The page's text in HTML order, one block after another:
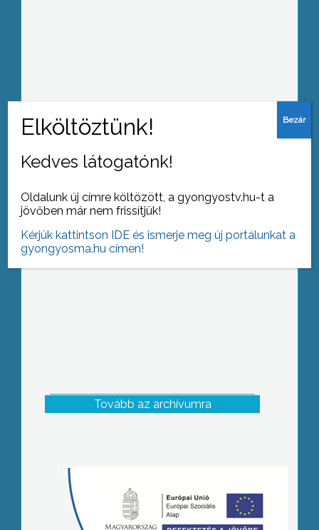
strand vezetői, fejlesztési terveik
bemutatása és az ott élőkkel való
egyeztetés érdekében
Tovább az archívumra
Kedves látogatónk!
Oldalunk új címre költözött, a gyongyostv.hu-t a
jövőben már nem frissítjük!
Kérjük kattintson IDE és ismerje meg új portálunkat a
gyongyosma.hu címen!